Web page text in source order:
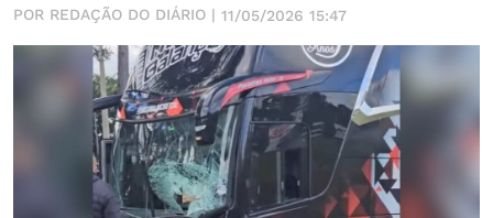
POR REDAÇÃO DO DIÁRIO | 11/05/2026 15:47